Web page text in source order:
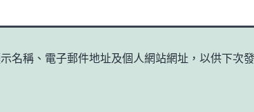
名稱、電子郵件地址及個人網站網址，以供下次